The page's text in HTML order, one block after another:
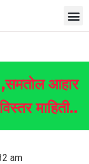
,समतोल आहार
माहिती..
am